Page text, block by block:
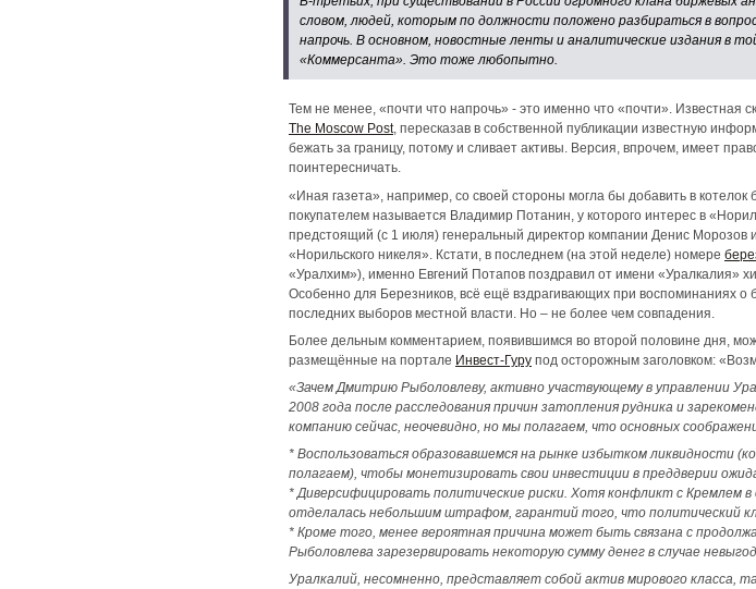
словом, людей, которым по должности положено разбираться в
напрочь. В основном, новостные ленты и аналитические издания в
«Коммерсанта». Это тоже любопытно.
Тем не менее, «почти что напрочь» - это именно что «почти».
The Moscow Post, пересказав в собственной публикации известную
бежать за границу, потому и сливает активы. Версия, впрочем, имеет
поинтересничать.
«Иная газета», например, со своей стороны могла бы добавить в
покупателем называется Владимир Потанин, у которого интерес в
предстоящий (с 1 июля) генеральный директор компании Денис Морозов
«Норильского никеля». Кстати, в последнем (на этой неделе) номере
«Уралхим»), именно Евгений Потапов поздравил от имени «Уралкалия»
Особенно для Березников, всё ещё вздрагивающих при воспоминаниях
последних выборов местной власти. Но – не более чем совпадения.
Более дельным комментарием, появившимся во второй половине дня,
размещённые на портале Инвест-Гуру под осторожным заголовком:
«Зачем Дмитрию Рыболовлеву, активно участвующему в управлении
2008 года после расследования причин затопления рудника и
компанию сейчас, неочевидно, но мы полагаем, что основных
* Воспользоваться образовавшемся на рынке избытком ликвидности
полагаем), чтобы монетизировать свои инвестиции в преддверии
* Диверсифицировать политические риски. Хотя конфликт с Кремлем
отделалась небольшим штрафом, гарантий того, что политический
* Кроме того, менее вероятная причина может быть связана с
Рыболовлева зарезервировать некоторую сумму денег в случае
Уралкалий, несомненно, представляет собой актив мирового